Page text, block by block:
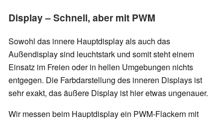
Display – Schnell, aber mit PWM
Sowohl das innere Hauptdisplay als auch das
Außendisplay sind leuchtstark und somit steht einem
Einsatz im Freien oder in hellen Umgebungen nichts
entgegen. Die Farbdarstellung des inneren Displays ist
sehr exakt, das äußere Display ist hier etwas ungenauer.
Wir messen beim Hauptdisplay ein PWM-Flackern mit